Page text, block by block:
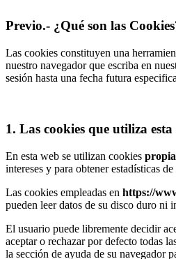
Previo.- ¿Qué son las
Las cookies constituyen una
nuestro navegador que escriba en
sesión hasta una fecha futura
1. Las cookies que utiliza esta
En esta web se utilizan cookies
intereses y para obtener estadísticas de
Las cookies empleadas en https://
pueden leer datos de su disco duro ni
El usuario puede libremente decidir
aceptar o rechazar por defecto todas
la sección de ayuda de su navegador